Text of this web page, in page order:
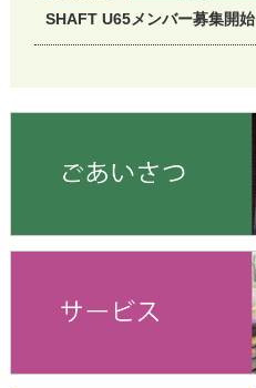
SHAFT U65メンバー募集開始